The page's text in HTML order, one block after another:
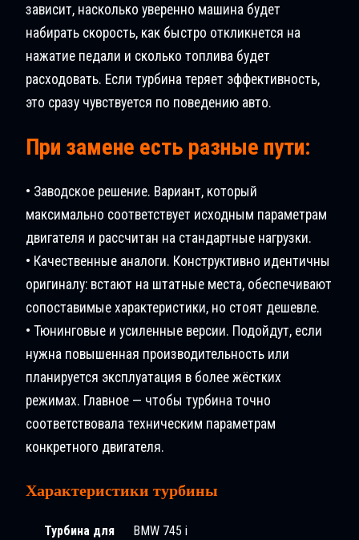
зависит, насколько уверенно машина будет
набирать скорость, как быстро откликнется на
нажатие педали и сколько топлива будет
расходовать. Если турбина теряет эффективность,
это сразу чувствуется по поведению авто.
При замене есть разные пути:
• Заводское решение. Вариант, который
максимально соответствует исходным параметрам
двигателя и рассчитан на стандартные нагрузки.
• Качественные аналоги. Конструктивно идентичны
оригиналу: встают на штатные места, обеспечивают
сопоставимые характеристики, но стоят дешевле.
• Тюнинговые и усиленные версии. Подойдут, если
нужна повышенная производительность или
планируется эксплуатация в более жёстких
режимах. Главное — чтобы турбина точно
соответствовала техническим параметрам
конкретного двигателя.
Характеристики турбины
Турбина для BMW 745 i